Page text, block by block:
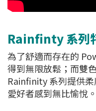
Rainfinty 系列
為了舒適而存在的
得到無限放鬆；而雙
Rainfinity 系列提供
愛好者感到無比愉悅。